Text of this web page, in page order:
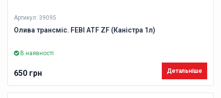
Артикул: 39095
Олива трансміс. FEBI ATF ZF (Каністра 1л)
В наявності
650 грн Детальніше